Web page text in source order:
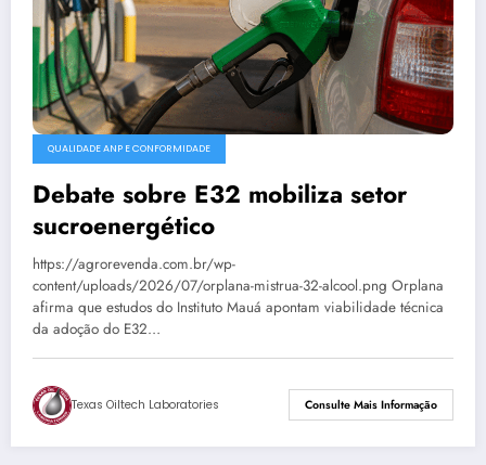
QUALIDADE ANP E CONFORMIDADE
Debate sobre E32 mobiliza setor
sucroenergético
https://agrorevenda.com.br/wp-
content/uploads/2026/07/orplana-mistrua-32-alcool.png Orplana
afirma que estudos do Instituto Mauá apontam viabilidade técnica
da adoção do E32…
Texas Oiltech Laboratories Consulte Mais Informação